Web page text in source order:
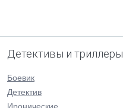
Детективы и триллеры
Боевик
Детектив